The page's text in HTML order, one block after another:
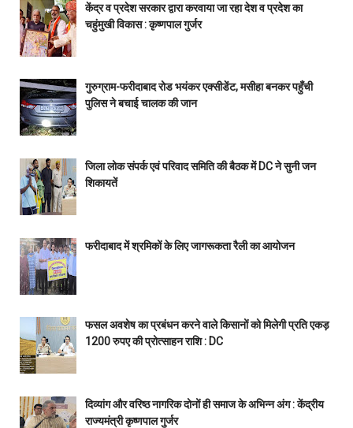
केंद्र व प्रदेश सरकार द्वारा करवाया जा रहा देश व प्रदेश का
चहुंमुखी विकास : कृष्णपाल गुर्जर
गुरुग्राम-फरीदाबाद रोड भयंकर एक्सीडेंट, मसीहा बनकर पहुँची
पुलिस ने बचाई चालक की जान
जिला लोक संपर्क एवं परिवाद समिति की बैठक में DC ने सुनी जन
शिकायतें
फरीदाबाद में श्रमिकों के लिए जागरूकता रैली का आयोजन
फसल अवशेष का प्रबंधन करने वाले किसानों को मिलेगी प्रति एकड़
1200 रुपए की प्रोत्साहन राशि : DC
दिव्यांग और वरिष्ठ नागरिक दोनों ही समाज के अभिन्न अंग : केंद्रीय
राज्यमंत्री कृष्णपाल गुर्जर